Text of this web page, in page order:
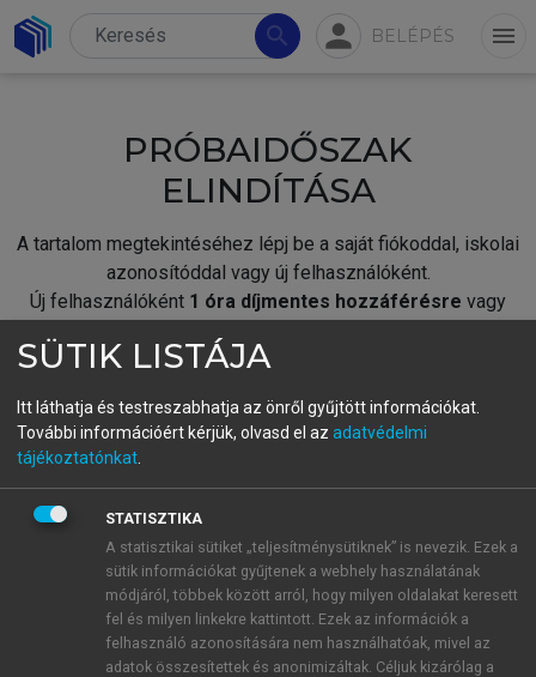
search person BELÉPÉS menu
PRÓBAIDŐSZAK
ELINDÍTÁSA
A tartalom megtekintéséhez lépj be a saját fiókoddal, iskolai
azonosítóddal vagy új felhasználóként.
Új felhasználóként 1 óra díjmentes hozzáférésre vagy
fiókoddal,vagy hozz létre új fiókot.
A regisztráció után apróbaidőszakautomatikusan
BELÉPÉS SAJÁT FIÓKKAL
ÚJ FIÓK LÉTREHOZÁSA
1 óra díjmentes hozzáférés
SÜTIK LISTÁJA
Itt láthatja és testreszabhatja az önről gyűjtött információkat.
További információért kérjük, olvasd el az adatvédelmi
tájékoztatónkat
STATISZTIKA
A statisztikai sütiket „teljesítménysütiknek” is nevezik. Ezek a
sütik információkat gyűjtenek a webhely használatának
módjáról, többek között arról, hogy milyen oldalakat keresett
fel és milyen linkekre kattintott. Ezek az információk a
felhasználó azonosítására nem használhatóak, mivel az
adatok összesítettek és anonimizáltak. Céljuk kizárólag a